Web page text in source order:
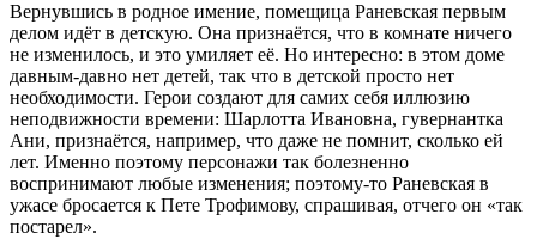
Вернувшись в родное имение, помещица Раневская первым
делом идёт в детскую. Она признаётся, что в комнате ничего
не изменилось, и это умиляет её. Но интересно: в этом доме
давным-давно нет детей, так что в детской просто нет
необходимости. Герои создают для самих себя иллюзию
неподвижности времени: Шарлотта Ивановна, гувернантка
Ани, признаётся, например, что даже не помнит, сколько ей
лет. Именно поэтому персонажи так болезненно
воспринимают любые изменения; поэтому-то Раневская в
ужасе бросается к Пете Трофимову, спрашивая, отчего он «так
постарел».